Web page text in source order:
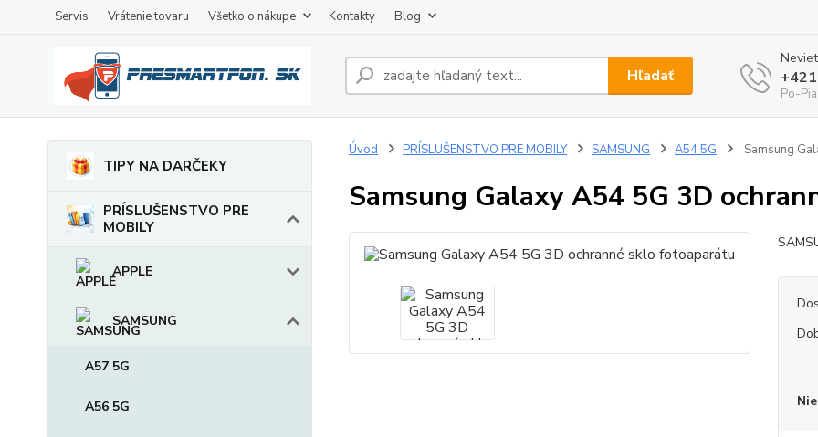
Servis Vrátenie tovaru Všetko o nákupe Kontakty Blog
Hľadať
Po-
TIPY NA DARČEKY
PRÍSLUŠENSTVO PRE
MOBILY
APPLE
SAMSUNG
A57 5G
A56 5G
Úvod PRÍSLUŠENSTVO PRE MOBILY SAMSUNG A54 5G Samsung
Samsung Galaxy A54 5G 3D